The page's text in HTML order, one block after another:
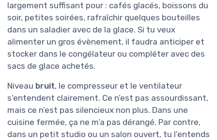
largement suffisant pour : cafés glacés, boissons du
soir, petites soirées, rafraîchir quelques bouteilles
dans un saladier avec de la glace. Si tu veux
alimenter un gros évènement, il faudra anticiper et
stocker dans le congélateur ou compléter avec des
sacs de glace achetés.
Niveau bruit, le compresseur et le ventilateur
s’entendent clairement. Ce n’est pas assourdissant,
mais ce n’est pas silencieux non plus. Dans une
cuisine fermée, ça ne m’a pas dérangé. Par contre,
dans un petit studio ou un salon ouvert, tu l’entends